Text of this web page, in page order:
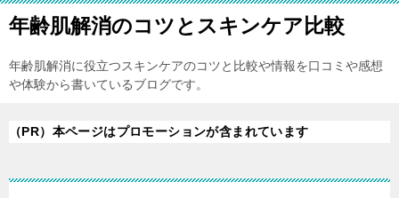
年齢肌解消のコツとスキンケア比較
年齢肌解消に役立つスキンケアのコツと比較や情報を口コミや感想
や体験から書いているブログです。
（PR）本ページはプロモーションが含まれています